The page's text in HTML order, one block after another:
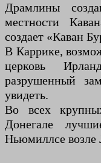
Драмлины
местности
создает «Каван
В Каррике,
церковь
разрушенный
увидеть.
Во всех
Донегале
Ньюмиллсе возле